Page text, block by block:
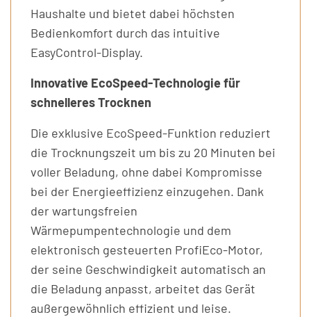
Haushalte und bietet dabei höchsten
Bedienkomfort durch das intuitive
EasyControl-Display.
Innovative EcoSpeed-Technologie für
schnelleres Trocknen
Die exklusive EcoSpeed-Funktion reduziert
die Trocknungszeit um bis zu 20 Minuten bei
voller Beladung, ohne dabei Kompromisse
bei der Energieeffizienz einzugehen. Dank
der wartungsfreien
Wärmepumpentechnologie und dem
elektronisch gesteuerten ProfiEco-Motor,
der seine Geschwindigkeit automatisch an
die Beladung anpasst, arbeitet das Gerät
außergewöhnlich effizient und leise.